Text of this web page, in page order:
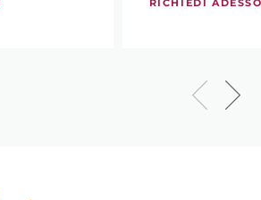
RICHIEDI